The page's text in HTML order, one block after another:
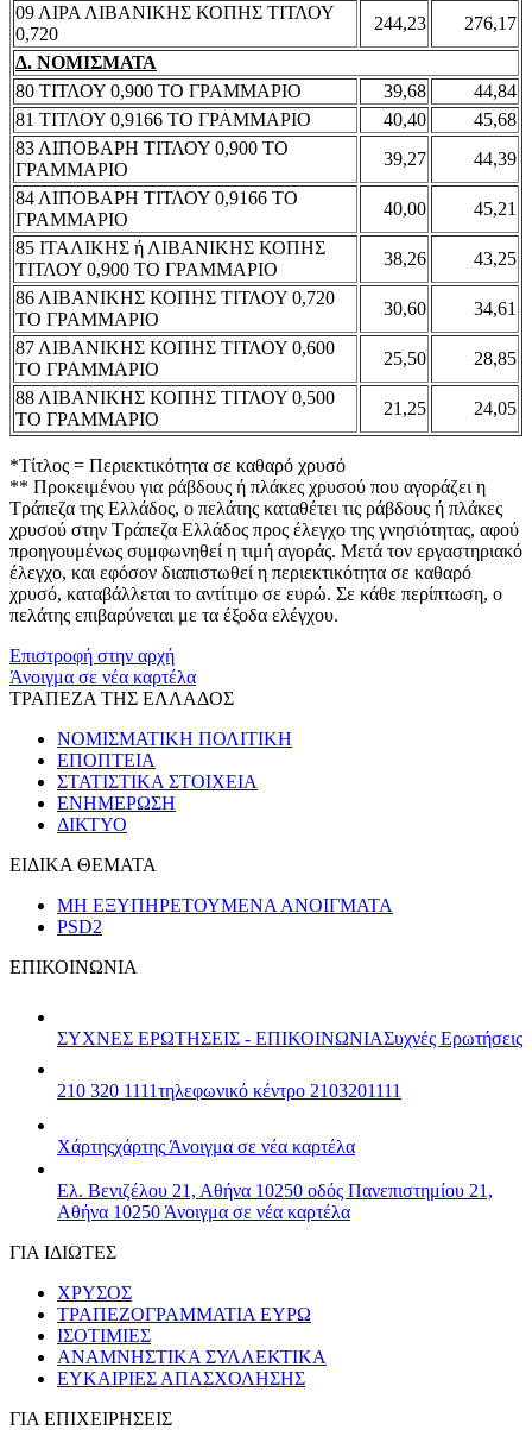
09 ΛΙΡΑ ΛΙΒΑΝΙΚΗΣ ΚΟΠΗΣ ΤΙΤΛΟΥ
0,720
244,23
276,17
Δ. ΝΟΜΙΣΜΑΤΑ
80 ΤΙΤΛΟΥ 0,900 ΤΟ ΓΡΑΜΜΑΡΙΟ
39,68
44,84
81 ΤΙΤΛΟΥ 0,9166 ΤΟ ΓΡΑΜΜΑΡΙΟ
40,40
45,68
83 ΛΙΠΟΒΑΡΗ ΤΙΤΛΟΥ 0,900 ΤΟ
ΓΡΑΜΜΑΡΙΟ
39,27
44,39
84 ΛΙΠΟΒΑΡΗ ΤΙΤΛΟΥ 0,9166 ΤΟ
ΓΡΑΜΜΑΡΙΟ
40,00
45,21
85 ΙΤΑΛΙΚΗΣ ή ΛΙΒΑΝΙΚΗΣ ΚΟΠΗΣ
ΤΙΤΛΟΥ 0,900 ΤΟ ΓΡΑΜΜΑΡΙΟ
38,26
43,25
86 ΛΙΒΑΝΙΚΗΣ ΚΟΠΗΣ ΤΙΤΛΟΥ 0,720
ΤΟ ΓΡΑΜΜΑΡΙΟ
30,60
34,61
87 ΛΙΒΑΝΙΚΗΣ ΚΟΠΗΣ ΤΙΤΛΟΥ 0,600
ΤΟ ΓΡΑΜΜΑΡΙΟ
25,50
28,85
88 ΛΙΒΑΝΙΚΗΣ ΚΟΠΗΣ ΤΙΤΛΟΥ 0,500
ΤΟ ΓΡΑΜΜΑΡΙΟ
21,25 24,05
*Τίτλος = Περιεκτικότητα σε καθαρό χρυσό
** Προκειμένου για ράβδους ή πλάκες χρυσού που αγοράζει η
Τράπεζα της Ελλάδος, ο πελάτης καταθέτει τις ράβδους ή πλάκες
χρυσού στην Τράπεζα Ελλάδος προς έλεγχο της γνησιότητας, αφού
προηγουμένως συμφωνηθεί η τιμή αγοράς. Μετά τον εργαστηριακό
έλεγχο, και εφόσον διαπιστωθεί η περιεκτικότητα σε καθαρό
χρυσό, καταβάλλεται το αντίτιμο σε ευρώ. Σε κάθε περίπτωση, ο
πελάτης επιβαρύνεται με τα έξοδα ελέγχου.
Επιστροφή στην αρχή
Άνοιγμα σε νέα καρτέλα
ΤΡΑΠΕΖΑ ΤΗΣ ΕΛΛΑΔΟΣ
ΝΟΜΙΣΜΑΤΙΚΗ ΠΟΛΙΤΙΚΗ
ΕΠΟΠΤΕΙΑ
ΣΤΑΤΙΣΤΙΚΑ ΣΤΟΙΧΕΙΑ
ΕΝΗΜΕΡΩΣΗ
ΔΙΚΤΥΟ
ΕΙΔΙΚΑ ΘΕΜΑΤΑ
ΜΗ ΕΞΥΠΗΡΕΤΟΥΜΕΝΑ ΑΝΟΙΓΜΑΤΑ
PSD2
ΕΠΙΚΟΙΝΩΝΙΑ
ΣΥΧΝΕΣ ΕΡΩΤΗΣΕΙΣ - ΕΠΙΚΟΙΝΩΝΙΑΣυχνές Ερωτήσεις
210 320 1111τηλεφωνικό κέντρο 2103201111
Χάρτηςχάρτης Άνοιγμα σε νέα καρτέλα
Ελ. Βενιζέλου 21, Αθήνα 10250 οδός Πανεπιστημίου 21,
Αθήνα 10250 Άνοιγμα σε νέα καρτέλα
ΓΙΑ ΙΔΙΩΤΕΣ
ΧΡΥΣΟΣ
ΤΡΑΠΕΖΟΓΡΑΜΜΑΤΙΑ ΕΥΡΩ
ΙΣΟΤΙΜΙΕΣ
ΑΝΑΜΝΗΣΤΙΚΑ ΣΥΛΛΕΚΤΙΚΑ
ΕΥΚΑΙΡΙΕΣ ΑΠΑΣΧΟΛΗΣΗΣ
ΓΙΑ ΕΠΙΧΕΙΡΗΣΕΙΣ